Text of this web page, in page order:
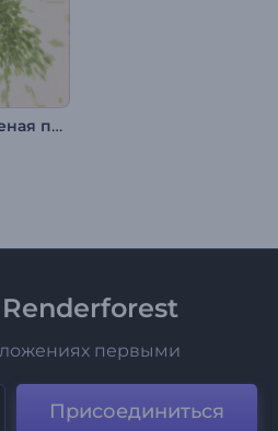
Заставка: Зеленая природа
первыми
Присоединиться